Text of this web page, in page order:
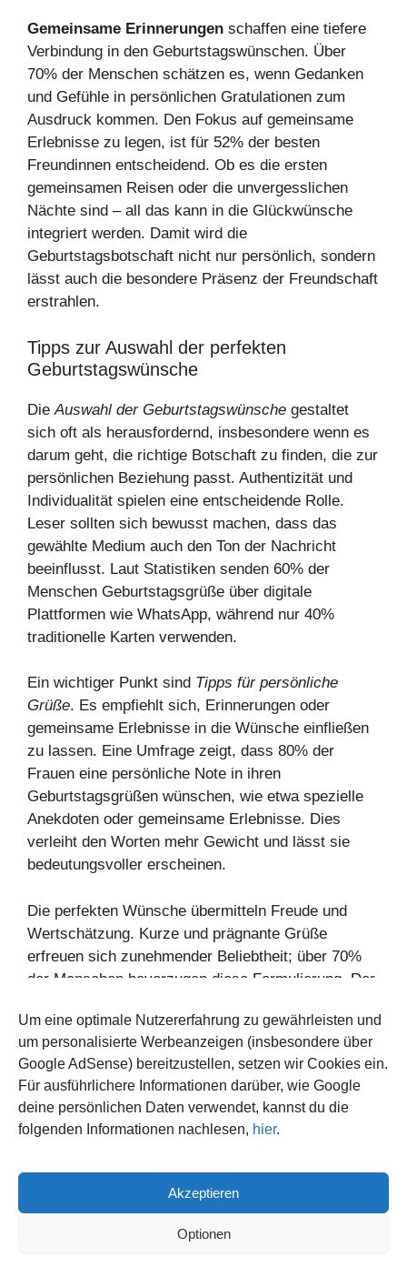
Um eine optimale Nutzererfahrung zu gewährleisten und
um personalisierte Werbeanzeigen (insbesondere über
Google AdSense) bereitzustellen, setzen wir Cookies ein.
Für ausführlichere Informationen darüber, wie Google
deine persönlichen Daten verwendet, kannst du die
folgenden Informationen nachlesen, hier.
Akzeptieren
Optionen
Gemeinsame Erinnerungen schaffen eine tiefere
Verbindung in den Geburtstagswünschen. Über
70% der Menschen schätzen es, wenn Gedanken
und Gefühle in persönlichen Gratulationen zum
Ausdruck kommen. Den Fokus auf gemeinsame
Erlebnisse zu legen, ist für 52% der besten
Freundinnen entscheidend. Ob es die ersten
gemeinsamen Reisen oder die unvergesslichen
Nächte sind – all das kann in die Glückwünsche
integriert werden. Damit wird die
Geburtstagsbotschaft nicht nur persönlich, sondern
lässt auch die besondere Präsenz der Freundschaft
erstrahlen.
Tipps zur Auswahl der perfekten
Geburtstagswünsche
Die Auswahl der Geburtstagswünsche gestaltet
sich oft als herausfordernd, insbesondere wenn es
darum geht, die richtige Botschaft zu finden, die zur
persönlichen Beziehung passt. Authentizität und
Individualität spielen eine entscheidende Rolle.
Leser sollten sich bewusst machen, dass das
gewählte Medium auch den Ton der Nachricht
beeinflusst. Laut Statistiken senden 60% der
Menschen Geburtstagsgrüße über digitale
Plattformen wie WhatsApp, während nur 40%
traditionelle Karten verwenden.
Ein wichtiger Punkt sind Tipps für persönliche
Grüße. Es empfiehlt sich, Erinnerungen oder
gemeinsame Erlebnisse in die Wünsche einfließen
zu lassen. Eine Umfrage zeigt, dass 80% der
Frauen eine persönliche Note in ihren
Geburtstagsgrüßen wünschen, wie etwa spezielle
Anekdoten oder gemeinsame Erlebnisse. Dies
verleiht den Worten mehr Gewicht und lässt sie
bedeutungsvoller erscheinen.
Die perfekten Wünsche übermitteln Freude und
Wertschätzung. Kurze und prägnante Grüße
erfreuen sich zunehmender Beliebtheit; über 70%
der Menschen bevorzugen diese Formulierung. Der
bemerkenswert, da 68% der Befragten Witze über
das Altern als besonders wertvoll empfinden. Dies
zeigt, dass die Art der Kommunikation entscheidend
für den emotionalen Wert der Botschaft ist.
Leser finden hier eine Übersicht über
die leicht als Inspiration dienen können: